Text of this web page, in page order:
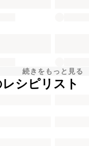
続きをもっと見る
シピリスト